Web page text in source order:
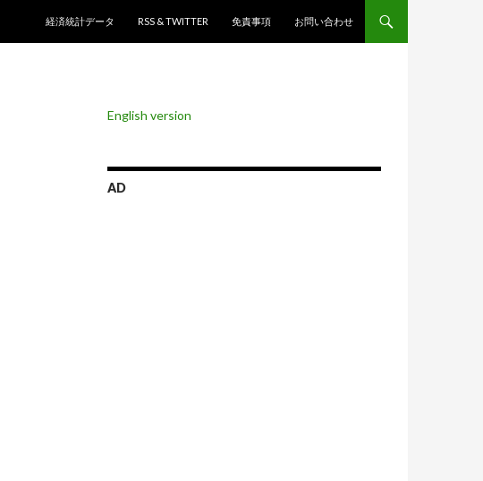
経済統計データ
RSS & TWITTER 免責事項 お問い合わせ
English version
AD